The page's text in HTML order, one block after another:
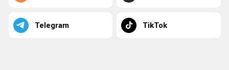
Telegram TikTok